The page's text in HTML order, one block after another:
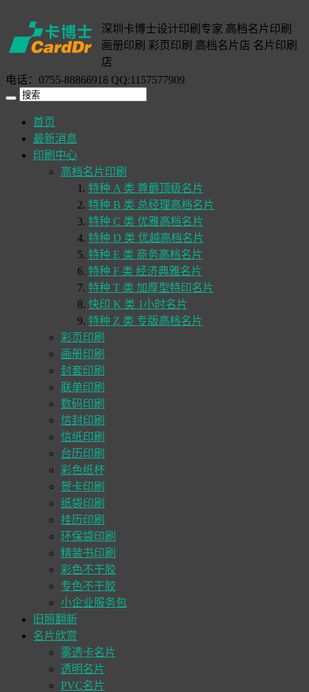
深圳卡博士设计印刷专家 高档名片印刷
画册印刷 彩页印刷 高档名片店 名片印刷
店
电话：0755-88866918 QQ:1157577909
首页
最新消息
印刷中心
高档名片印刷
特种 A 类 尊爵顶级名片
特种 B 类 总经理高档名片
特种 C 类 优雅高档名片
特种 D 类 优越高档名片
特种 E 类 商务高档名片
特种 F 类 经济典雅名片
特种 T 类 加厚型特印名片
快印 K 类 1小时名片
特种 Z 类 专版高档名片
彩页印刷
画册印刷
封套印刷
联单印刷
数码印刷
信封印刷
信纸印刷
台历印刷
彩色纸杯
贺卡印刷
纸袋印刷
挂历印刷
环保袋印刷
精装书印刷
彩色不干胶
专色不干胶
小企业服务包
旧照翻新
名片欣赏
雾透卡名片
透明名片
PVC名片